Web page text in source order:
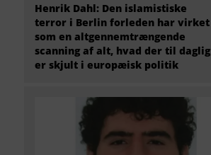
Henrik Dahl: Den islamistiske
terror i Berlin forleden har virket
som en altgennemtrængende
scanning af alt, hvad der til daglig
er skjult i europæisk politik